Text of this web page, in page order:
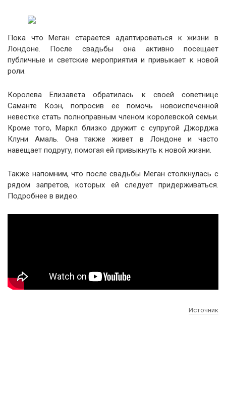
Пока что Меган старается адаптироваться к жизни в
Лондоне. После свадьбы она активно посещает
публичные и светские мероприятия и привыкает к новой
роли.
Королева Елизавета обратилась к своей советнице
Саманте Коэн, попросив ее помочь новоиспеченной
невестке стать полноправным членом королевской семьи.
Кроме того, Маркл близко дружит с супругой Джорджа
Клуни Амаль. Она также живет в Лондоне и часто
навещает подругу, помогая ей привыкнуть к новой жизни.
Также напомним, что после свадьбы Меган столкнулась с
рядом запретов, которых ей следует придерживаться.
Подробнее в видео.
Источник